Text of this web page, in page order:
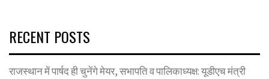
RECENT POSTS
राजस्थान में पार्षद ही चुनेंगे मेयर, सभापति व पालिकाध्यक्ष: यूडीएच मंत्री